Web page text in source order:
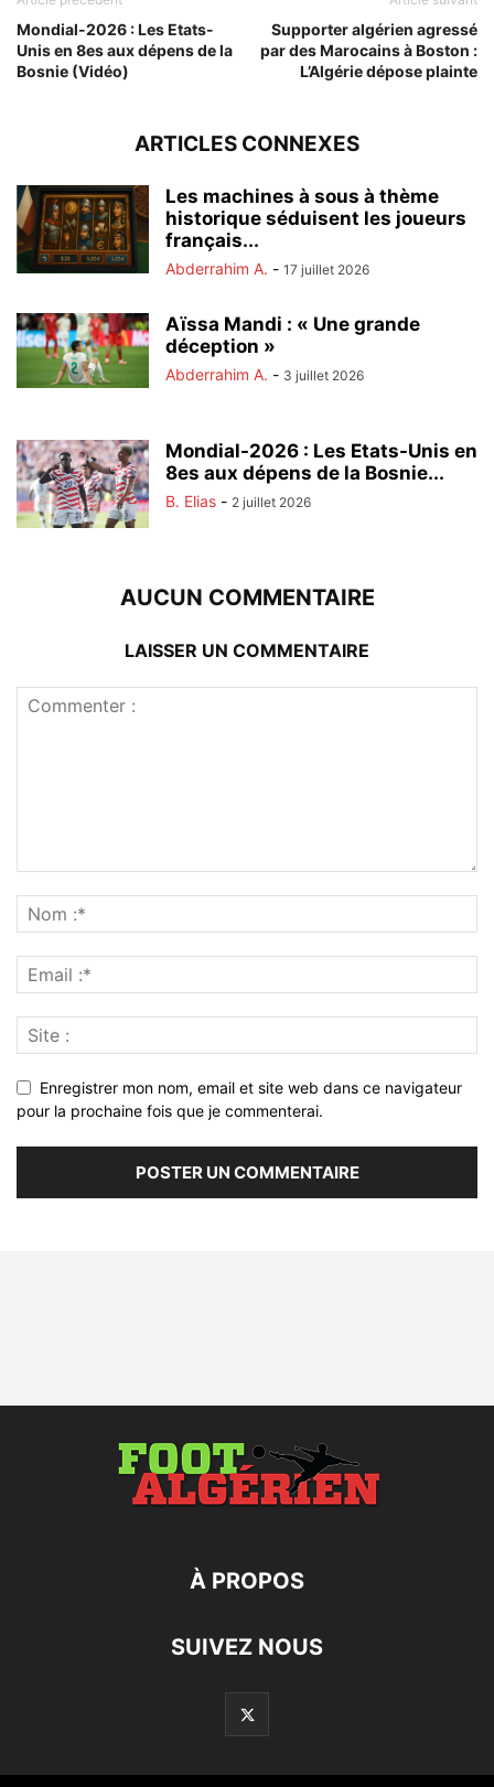
Mondial-2026 : Les Etats-
Unis en 8es aux dépens de la
Bosnie (Vidéo)
Supporter algérien agressé
par des Marocains à Boston :
L’Algérie dépose plainte
ARTICLES CONNEXES
Les machines à sous à thème
historique séduisent les joueurs
français...
Abderrahim A. - 17 juillet 2026
Aïssa Mandi : « Une grande
déception »
Abderrahim A. - 3 juillet 2026
Mondial-2026 : Les Etats-Unis en
8es aux dépens de la Bosnie...
B. Elias - 2 juillet 2026
AUCUN COMMENTAIRE
LAISSER UN COMMENTAIRE
Enregistrer mon nom, email et site web dans ce navigateur
pour la prochaine fois que je commenterai.
À PROPOS
SUIVEZ NOUS